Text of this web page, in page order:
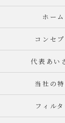
ホーム
コンセプ
代表あい
当社の
フィルタ